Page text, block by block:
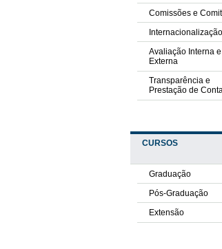
Comissões e
Internacionalização
Avaliação Interna e
Externa
Transparência e
Prestação de
CURSOS
Graduação
Pós-Graduação
Extensão